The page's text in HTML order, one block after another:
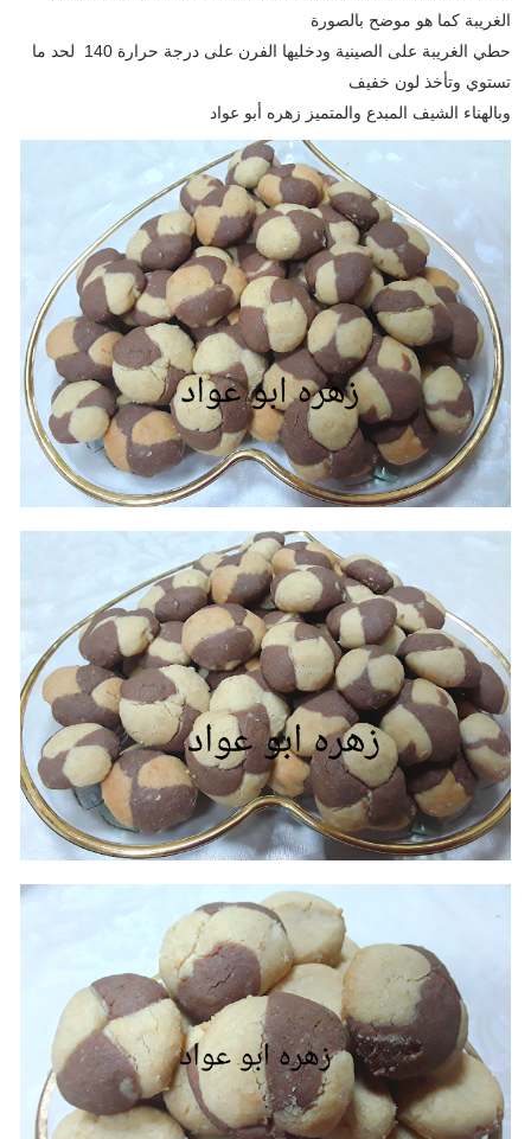
الغريبة كما هو موضح بالصورة
حطي الغريبة على الصينية ودخليها الفرن على درجة حرارة 140 لحد ما
تستوي وتأخذ لون خفيف
وبالهناء الشيف المبدع والمتميز زهره أبو عواد